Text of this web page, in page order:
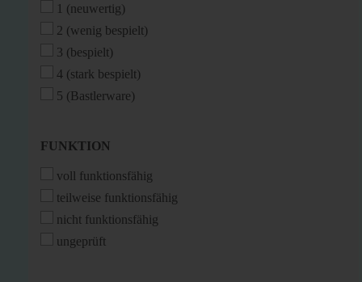
1 (neuwertig)
2 (wenig bespielt)
3 (bespielt)
4 (stark bespielt)
5 (Bastlerware)
FUNKTION
FUNKTION
voll funktionsfähig
teilweise funktionsfähig
nicht funktionsfähig
ungeprüft